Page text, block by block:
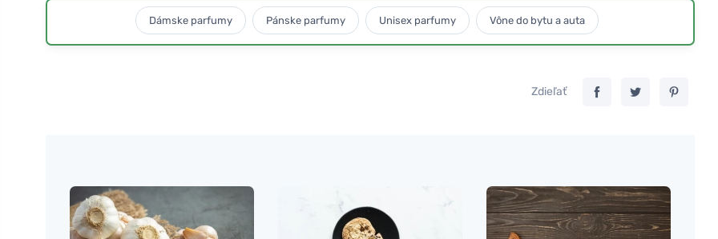
Dámske parfumy Pánske parfumy Unisex parfumy Vône do bytu a auta
Zdieľať